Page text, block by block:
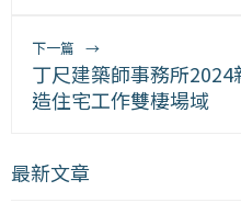
下一篇 →
丁尺建築師事務所
造住宅工作雙棲場域
最新文章